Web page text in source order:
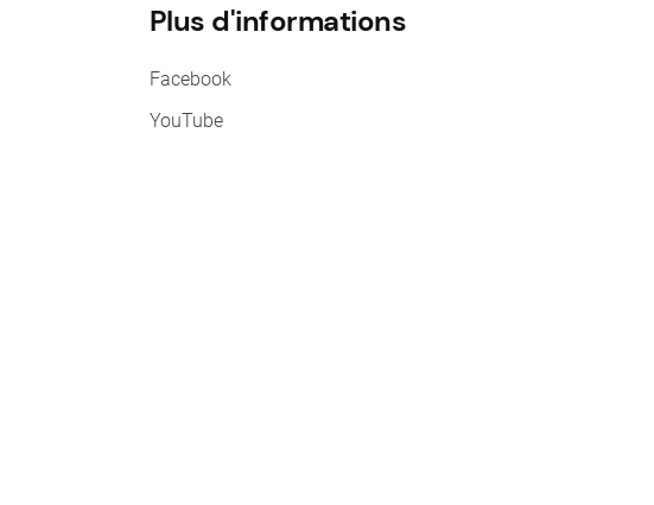
Plus d'informations
Facebook
YouTube